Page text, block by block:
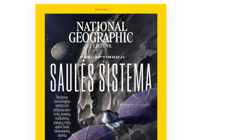
Naujienos
Bibliotekoms